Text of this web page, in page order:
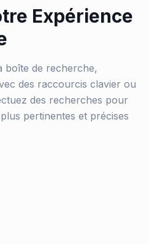
Expérience
boîte de recherche,
des raccourcis clavier ou
des recherches pour
pertinentes et précises